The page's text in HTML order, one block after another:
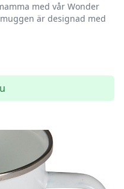
med vår Wonder
är designad med